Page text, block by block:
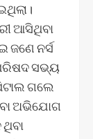
ଆସିଥିବା
ଜଣେ ନର୍ସ
ସଭ୍ୟ
ଗଲେ
ଅଭିଯୋଗ